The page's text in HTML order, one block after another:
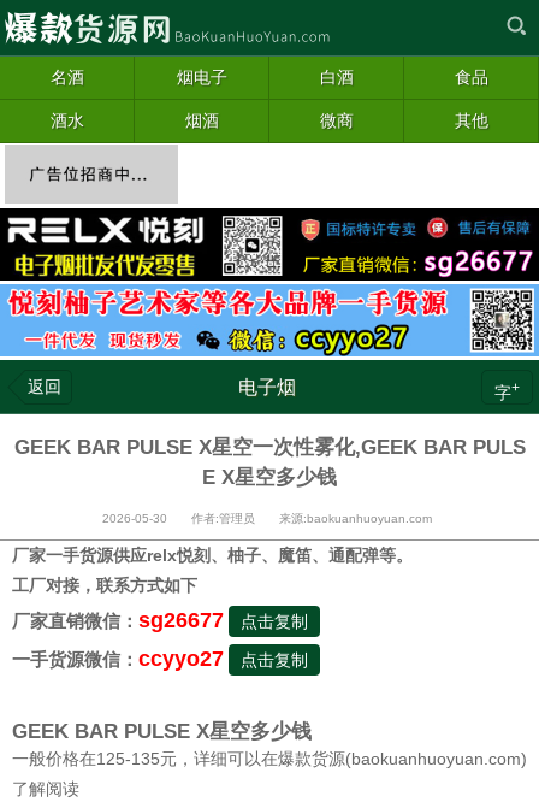
名酒 烟电子 白酒 食品
酒水 烟酒 微商 其他
返回 电子烟 字+
GEEK BAR PULSE X星空一次性雾化,GEEK BAR PULS
E X星空多少钱
2026-05-30 作者:管理员 来源:baokuanhuoyuan.com
厂家一手货源供应relx悦刻、柚子、魔笛、通配弹等。
工厂对接，联系方式如下
厂家直销微信： sg26677 点击复制
一手货源微信： ccyyo27 点击复制
GEEK BAR PULSE X星空多少钱
一般价格在125-135元，详细可以在爆款货源(baokuanhuoyuan.com)
了解阅读